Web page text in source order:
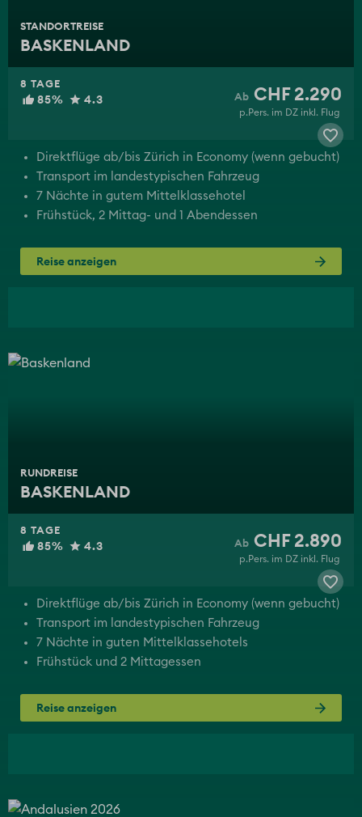
STANDORTREISE
BASKENLAND
8 TAGE
85% 4.3 CHF 2.290
p.Pers. im DZ inkl. Flug
Direktflüge ab/bis Zürich in Economy (wenn gebucht)
Transport im landestypischen Fahrzeug
7 Nächte in gutem Mittelklassehotel
Frühstück, 2 Mittag- und 1 Abendessen
Reise anzeigen
RUNDREISE
BASKENLAND
8 TAGE
85% 4.3 CHF 2.890
p.Pers. im DZ inkl. Flug
Direktflüge ab/bis Zürich in Economy (wenn gebucht)
Transport im landestypischen Fahrzeug
7 Nächte in guten Mittelklassehotels
Frühstück und 2 Mittagessen
Reise anzeigen